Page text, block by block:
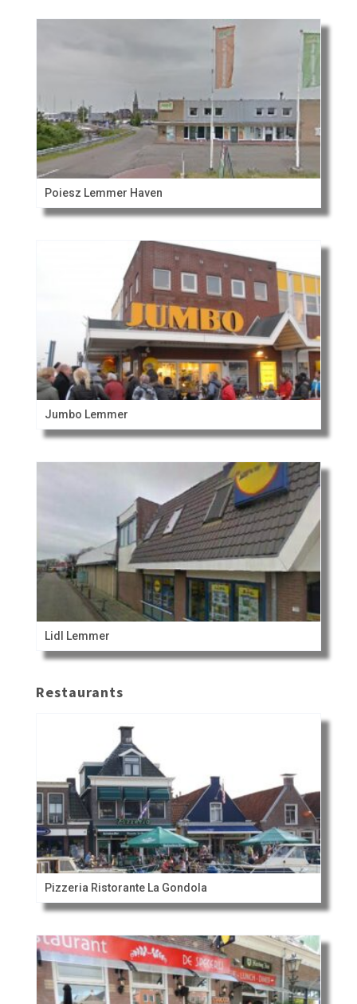
Poiesz Lemmer Haven
Jumbo Lemmer
Lidl Lemmer
Restaurants
Pizzeria Ristorante La Gondola